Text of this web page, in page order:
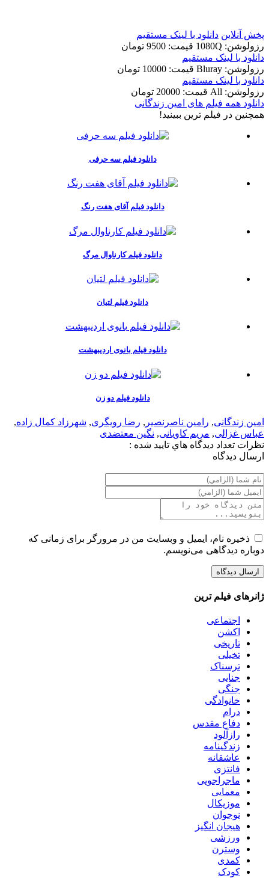
پخش آنلاین دانلود با لينک مستقيم
رزولوشن: 1080Q
قيمت: 9500 تومان
دانلود با لينک مستقيم
رزولوشن: Bluray
قيمت: 10000 تومان
دانلود با لينک مستقيم
رزولوشن: All
قيمت: 20000 تومان
دانلود همه فیلم های امین زندگانی
همچنين در فيلم ترين ببينيد!
دانلود فیلم سه حرفی
دانلود فیلم آقای هفت رنگ
دانلود فیلم کارناوال مرگ
دانلود فیلم لتیان
دانلود فیلم بانوی اردیبهشت
دانلود فیلم دو زن
امین زندگانی, رامین ناصرنصیر , رضا رویگری, شهرزاد کمال زاده,
عباس غزالی, مریم کاویانی, نگین معتضدی
نظرات تعداد ديدگاه هاي تاييد شده :
ارسال ديدگاه
ذخیره نام، ایمیل و وبسایت من در مرورگر برای زمانی که
دوباره دیدگاهی می‌نویسم.
ژانرهای فیلم ترین
اجتماعی
اکشن
تاریخی
تخیلی
ترسناک
جنایی
جنگی
خانوادگی
درام
دفاع مقدس
رازآلود
زندگینامه
عاشقانه
فانتزی
ماجراجویی
معمایی
موزیکال
نوجوان
هیجان انگیز
ورزشی
وسترن
کمدی
کودک